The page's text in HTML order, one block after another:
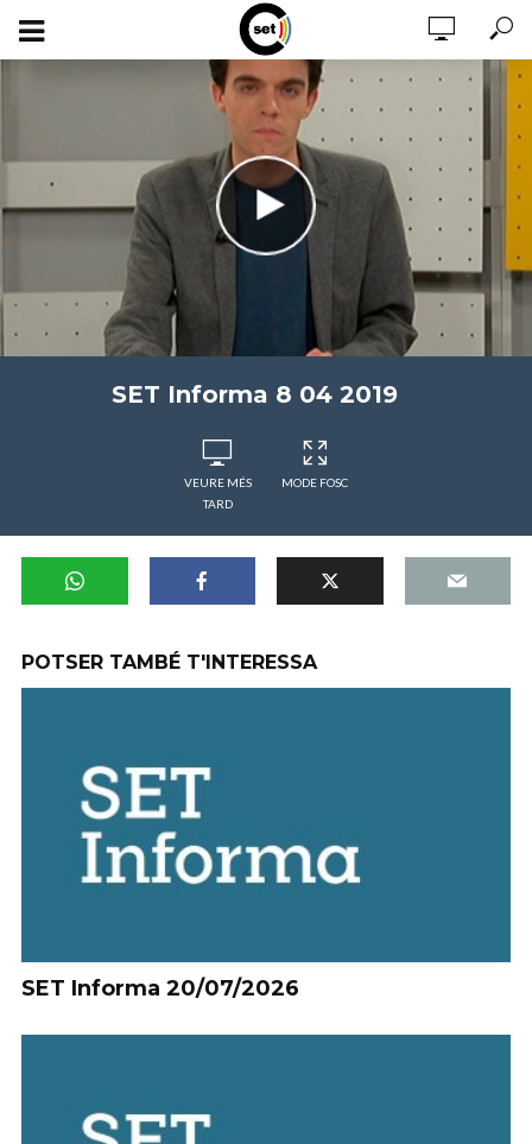
SET Informa 8 04 2019
VEURE MÉS
TARD
MODE FOSC
POTSER TAMBÉ T'INTERESSA
SET Informa 20/07/2026